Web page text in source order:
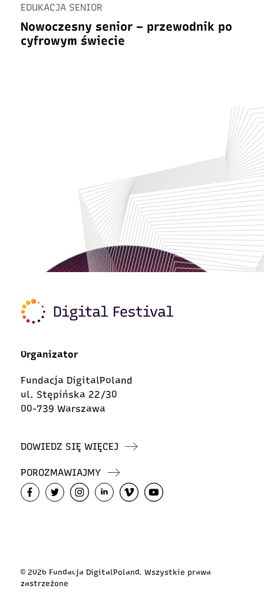
EDUKACJA SENIOR
Nowoczesny senior – przewodnik po
cyfrowym świecie
Organizator
Fundacja DigitalPoland
ul. Stępińska 22/30
00-739 Warszawa
DOWIEDZ SIĘ WIĘCEJ
POROZMAWIAJMY
© 2026 Fundacja DigitalPoland. Wszystkie prawa
zastrzeżone